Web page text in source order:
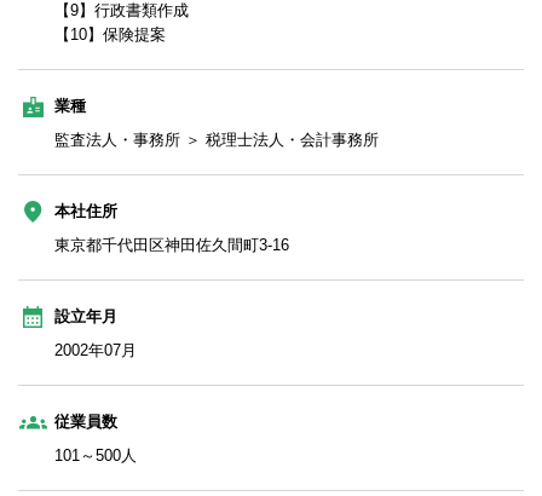
【9】行政書類作成
【10】保険提案
業種
監査法人・事務所 ＞ 税理士法人・会計事務所
本社住所
東京都千代田区神田佐久間町3-16
設立年月
2002年07月
従業員数
101～500人